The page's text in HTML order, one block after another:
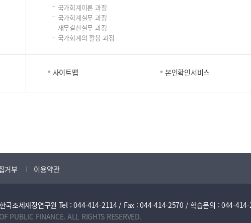
국가회계이론 과정
국가회계실무 과정
재무결산실무 과정
국가회계의 활용 과정
사이트맵 본인확인서비스
거부 이용약관
국조세재정연구원 Tel : 044-414-2114 / Fax : 044-414-2570 / 학습문의 : 044-
PUBLIC FINANCE. ALL RIGHTS RESERVED.